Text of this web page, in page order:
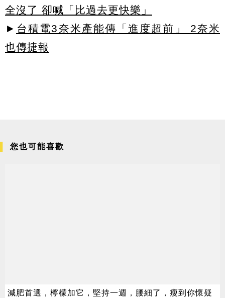
全沒了 卻喊「比過去更快樂」
► 台積電3奈米產能傳「進度超前」 2奈米
也傳捷報
您也可能喜歡
減肥首選，檸檬加它，堅持一週，腰細了，瘦到你懷疑